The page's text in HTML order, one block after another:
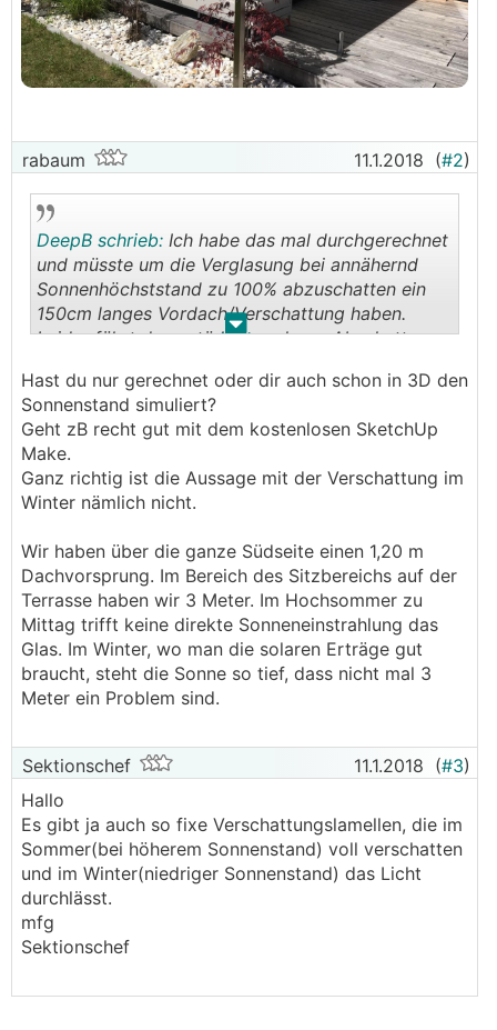
rabaum 11.1.2018 (#2)
. .
DeepB schrieb: Ich habe das mal durchgerechnet
und müsste um die Verglasung bei annähernd
Sonnenhöchststand zu 100% abzuschatten ein
150cm langes Vordach/Verschattung haben.
Leider führt das natürlich auch zur Abschattung
Hast du nur gerechnet oder dir auch schon in 3D den
Sonnenstand simuliert?
Geht zB recht gut mit dem kostenlosen SketchUp
Make.
Ganz richtig ist die Aussage mit der Verschattung im
Winter nämlich nicht.
Wir haben über die ganze Südseite einen 1,20 m
Dachvorsprung. Im Bereich des Sitzbereichs auf der
Terrasse haben wir 3 Meter. Im Hochsommer zu
Mittag trifft keine direkte Sonneneinstrahlung das
Glas. Im Winter, wo man die solaren Erträge gut
braucht, steht die Sonne so tief, dass nicht mal 3
Meter ein Problem sind.
Sektionschef 11.1.2018 (#3)
Hallo
Es gibt ja auch so fixe Verschattungslamellen, die im
Sommer(bei höherem Sonnenstand) voll verschatten
und im Winter(niedriger Sonnenstand) das Licht
durchlässt.
mfg
Sektionschef